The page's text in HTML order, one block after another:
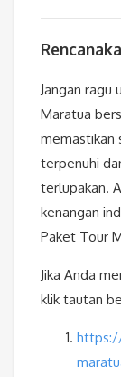
Jangan ragu
Maratua
memastikan
terpenuhi
terlupakan.
kenangan
Paket Tour
Jika Anda
klik tautan